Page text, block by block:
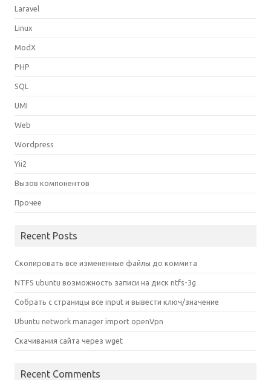
Laravel
Linux
ModX
PHP
SQL
UMI
Web
Wordpress
Yii2
Вызов компонентов
Прочее
Recent Posts
Скопировать все измененные файлы до коммита
NTFS ubuntu возможность записи на диск ntfs-3g
Собрать с страницы все input и вывести ключ/значение
Ubuntu network manager import openVpn
Скачивания сайта через wget
Recent Comments